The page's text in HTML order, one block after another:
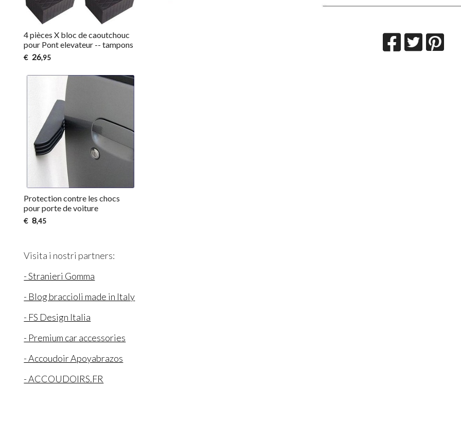
4 pièces X bloc de caoutchouc
pour Pont elevateur -- tampons
€ 26,95
Protection contre les chocs
pour porte de voiture
€ 8,45
Visita i nostri partners:
- Stranieri Gomma
- Blog braccioli made in Italy
- FS Design Italia
- Premium car accessories
- Accoudoir Apoyabrazos
- ACCOUDOIRS.FR